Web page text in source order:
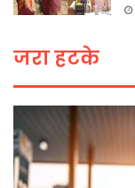
जरा हटके